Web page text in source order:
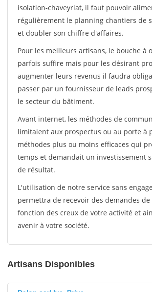
isolation-chaveyriat, il faut pouvoir
régulièrement le planning chantiers de
et doubler son chiffre d'affaires.
Pour les meilleurs artisans, le bouche à
parfois suffire mais pour les désirant
augmenter leurs revenus il faudra
passer par un fournisseur de leads
le secteur du bâtiment.
Avant internet, les méthodes de
limitaient aux prospectus ou au porte à
méthodes plus ou moins efficaces qui
temps et demandait un investissement
de résultat.
L'utilisation de notre service sans
permettra de recevoir des demandes de
fonction des creux de votre activité et
avenir à votre société.
Artisans Disponibles